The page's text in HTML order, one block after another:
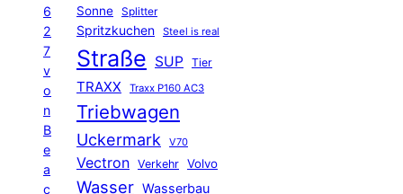
6
2
7
v
o
n
B
e
a
c
Sonne Splitter
Spritzkuchen Steel is real
Straße SUP Tier
TRAXX Traxx P160 AC3
Triebwagen
Uckermark V70
Vectron Verkehr Volvo
Wasser Wasserbau